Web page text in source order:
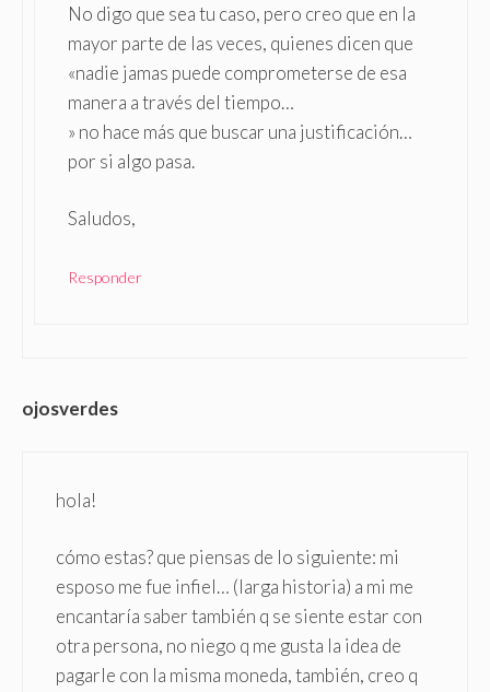
No digo que sea tu caso, pero creo que en la
mayor parte de las veces, quienes dicen que
«nadie jamas puede comprometerse de esa
manera a través del tiempo…
» no hace más que buscar una justificación…
por si algo pasa.
Saludos,
Responder
ojosverdes
hola!
cómo estas? que piensas de lo siguiente: mi
esposo me fue infiel… (larga historia) a mi me
encantaría saber también q se siente estar con
otra persona, no niego q me gusta la idea de
pagarle con la misma moneda, también, creo q